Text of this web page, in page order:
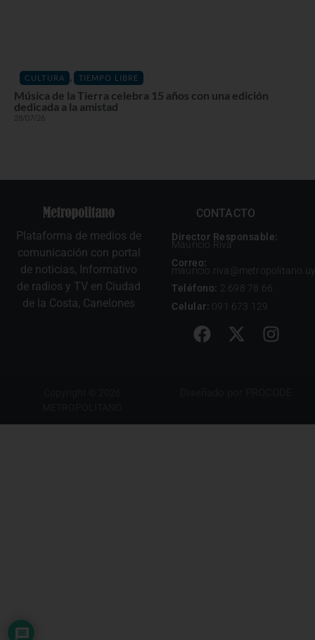
CULTURA , TIEMPO LIBRE
Música de la Tierra celebra 15 años con una edición
dedicada a la amistad
28/07/26
Plataforma de medios de
comunicación con portal
de noticias, Informativo
de radios y TV en Ciudad
de la Costa, Canelones
CONTACTO
Director Responsable:
Mauricio Riva
Correo:
mauricio.riva@metropolitano.uy
Teléfono: 2 698 78 66
Celular: 091 673 129